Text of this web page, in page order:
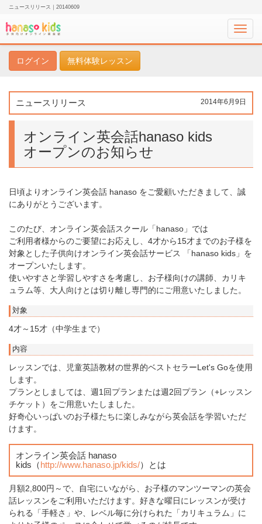
ニュースリリース｜20140609
ログイン 無料体験レッスン
ニュースリリース 2014年6月9日
オンライン英会話hanaso kids
オープンのお知らせ
日頃よりオンライン英会話 hanaso をご愛顧いただきまして、誠
にありがとうございます。
このたび、オンライン英会話スクール「hanaso」では
ご利用者様からのご要望にお応えし、4才から15才までのお子様を
対象とした子供向けオンライン英会話サービス 「hanaso kids」を
オープンいたします。
使いやすさと学習しやすさを考慮し、お子様向けの講師、カリキ
ュラム等、大人向けとは切り離し専門的にご用意いたしました。
対象
4才～15才（中学生まで）
内容
レッスンでは、児童英語教材の世界的ベストセラーLet's Goを使用
します。
プランとしましては、週1回プランまたは週2回プラン（+レッスン
チケット）をご用意いたしました。
好奇心いっぱいのお子様たちに楽しみながら英会話を学習いただ
けます。
オンライン英会話 hanaso
kids（http://www.hanaso.jp/kids/）とは
月額2,800円～で、自宅にいながら、お子様のマンツーマンの英会
話レッスンをご利用いただけます。好きな曜日にレッスンが受け
られる「手軽さ」や、レベル毎に分けられた「カリキュラム」に